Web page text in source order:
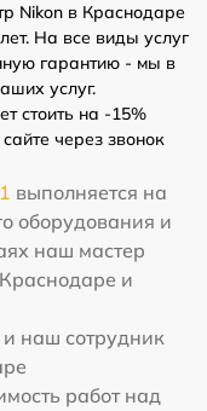
Nikon в Краснодаре
На все виды услуг
гарантию - мы в
услуг.
стоить на -15%
через звонок
выполняется на
оборудования и
наш мастер
и
наш сотрудник
работ над